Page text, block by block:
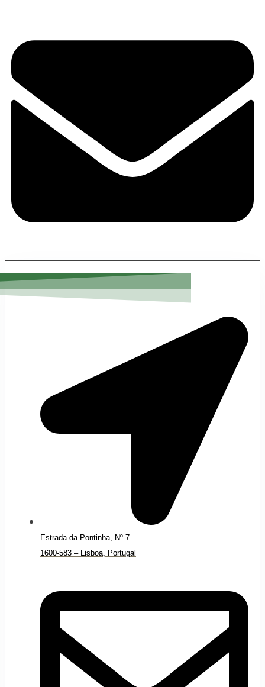
Estrada da Pontinha, Nº 7
1600-583 – Lisboa, Portugal